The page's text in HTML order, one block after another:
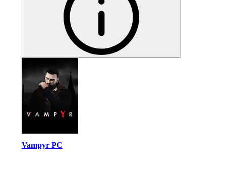
Vampyr PC